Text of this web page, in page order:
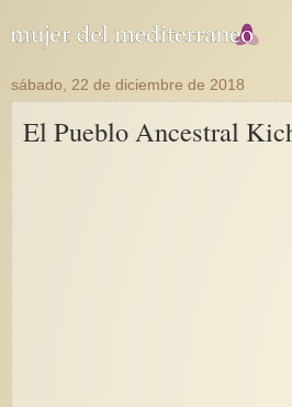
sábado, 22 de diciembre de 2018
El Pueblo Ancestral